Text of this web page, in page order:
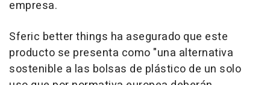
empresa.
Sferic better things ha asegurado que este
producto se presenta como "una alternativa
sostenible a las bolsas de plástico de un solo